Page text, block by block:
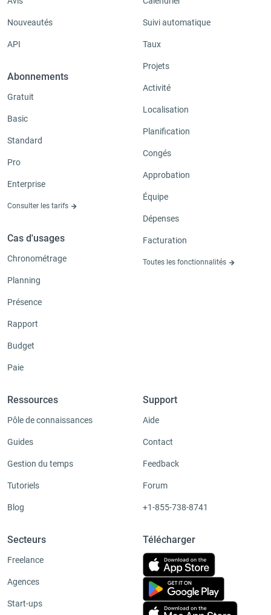
Nouveautés
API
Abonnements
Gratuit
Basic
Standard
Pro
Enterprise
Consulter les tarifs
Cas d'usages
Chronométrage
Planning
Présence
Rapport
Budget
Paie
Suivi automatique
Taux
Projets
Activité
Localisation
Planification
Congés
Approbation
Équipe
Dépenses
Facturation
Toutes les fonctionnalités
Ressources
Pôle de connaissances
Guides
Gestion du temps
Tutoriels
Blog
Secteurs
Freelance
Agences
Start-ups
Support
Aide
Contact
Feedback
Forum
+1-855-738-8741
Télécharger